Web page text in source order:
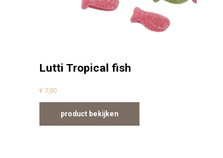
Lutti Tropical fish
€ 7,00
product bekijken